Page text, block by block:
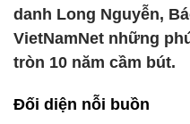
danh Long Nguyễn,
VietNamNet những
tròn 10 năm cầm bút.
Đối diện nỗi buồn